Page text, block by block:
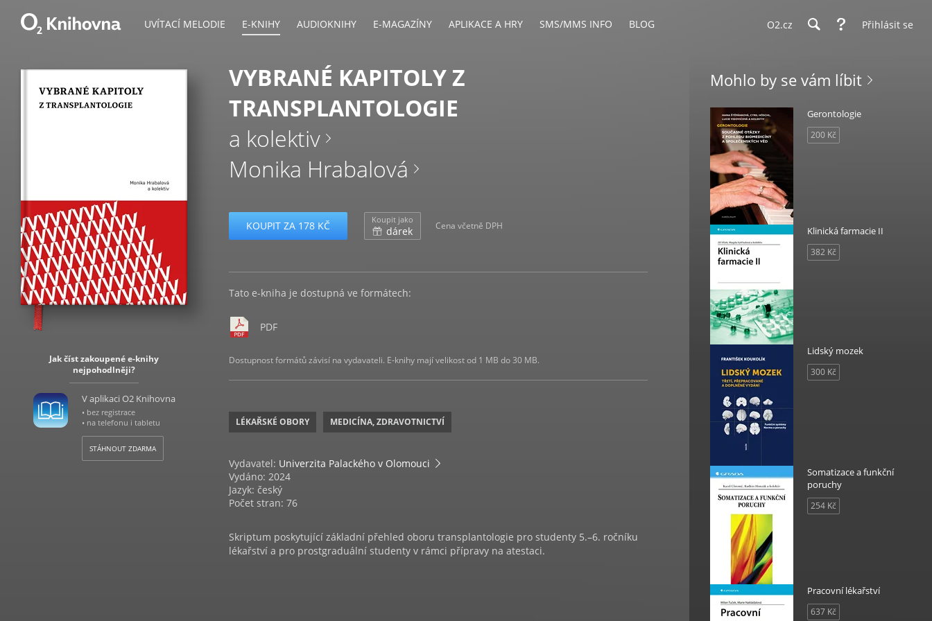
UVÍTACÍ MELODIE E-KNIHY AUDIOKNIHY E-MAGAZÍNY APLIKACE A HRY SMS/MMS INFO BLOG O2.cz Přihlásit se
Jak číst zakoupené e-knihy
nejpohodlněji?
V aplikaci O2 Knihovna
• bez registrace
• na telefonu i tabletu
STÁHNOUT ZDARMA
VYBRANÉ KAPITOLY Z
TRANSPLANTOLOGIE
a kolektiv
Monika Hrabalová
KOUPIT ZA 178 KČ Koupit jako
dárek Cena včetně DPH
Tato e-kniha je dostupná ve formátech:
PDF
Dostupnost formátů závisí na vydavateli. E-knihy mají velikost od 1 MB do 30 MB.
LÉKAŘSKÉ OBORY MEDICÍNA, ZDRAVOTNICTVÍ
Vydavatel: Univerzita Palackého v Olomouci
Vydáno: 2024
Jazyk: český
Počet stran: 76
Skriptum poskytující základní přehled oboru transplantologie pro studenty 5.–6. ročníku
lékařství a pro prostgraduální studenty v rámci přípravy na atestaci.
Mohlo by se vám líbit
Gerontologie
200 Kč
Klinická farmacie II
382 Kč
Lidský mozek
300 Kč
Somatizace a funkční
poruchy
254 Kč
Pracovní lékařství
637 Kč